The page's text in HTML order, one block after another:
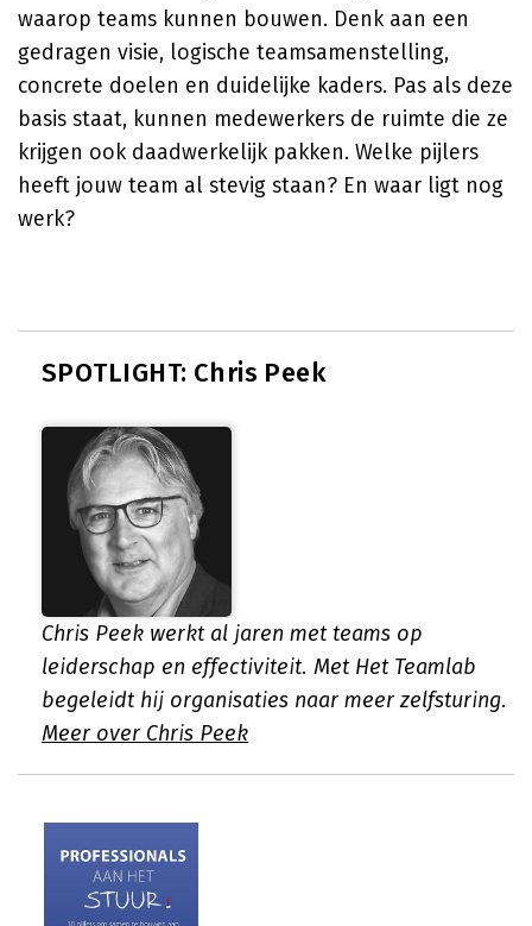
waarop teams kunnen bouwen. Denk aan een
gedragen visie, logische teamsamenstelling,
concrete doelen en duidelijke kaders. Pas als deze
basis staat, kunnen medewerkers de ruimte die ze
krijgen ook daadwerkelijk pakken. Welke pijlers
heeft jouw team al stevig staan? En waar ligt nog
werk?
SPOTLIGHT: Chris Peek
Chris Peek werkt al jaren met teams op
leiderschap en effectiviteit. Met Het Teamlab
begeleidt hij organisaties naar meer zelfsturing.
Meer over Chris Peek